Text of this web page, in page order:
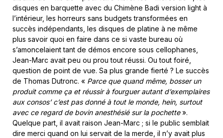
disques en barquette avec du Chimène Badi version light à
l’intérieur, les horreurs sans budgets transformées en
succès indépendants, les disques de platine à ne même
plus savoir quoi en faire dans ce si vaste bureau où
s’amoncelaient tant de démos encore sous cellophanes,
Jean-Marc avait peu ou prou tout réussi. Ou tout foiré,
question de point de vue. Sa plus grande fierté ? Le succès
de Thomas Dutronc. « Parce que quand même, bosser un
produit comme ça et réussir à fourguer autant d’exemplaires
aux consos’ c’est pas donné à tout le monde, hein, surtout
avec ce regard de bovin anesthésié sur la pochette».
Quelque part, il avait raison Jean-Marc ; si le public semblait
dire merci quand on lui servait de la merde, il n’y avait plus